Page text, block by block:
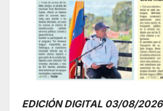
EDICIÓN DIGITAL 03/08/2026